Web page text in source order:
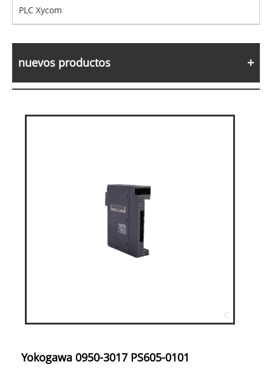
PLC Xycom
nuevos productos
Yokogawa 0950-3017 PS605-0101